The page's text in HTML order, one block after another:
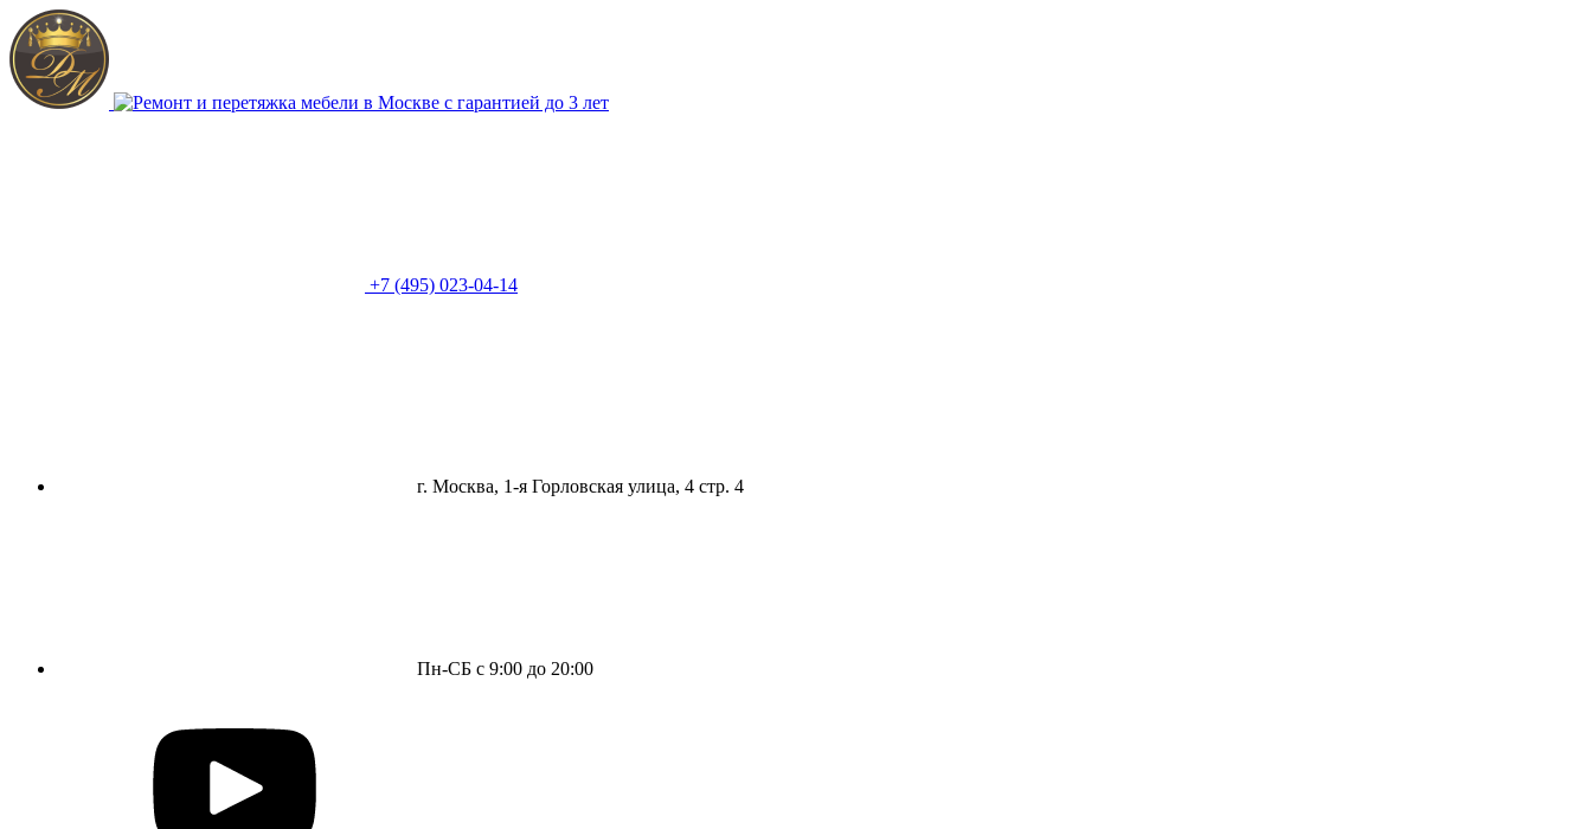
+7 (495) 023-04-14
г. Москва, 1-я Горловская улица, 4 стр. 4
Пн-СБ с 9:00 до 20:00